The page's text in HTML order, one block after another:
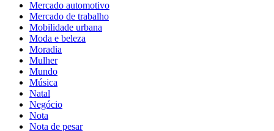
Mercado automotivo
Mercado de trabalho
Mobilidade urbana
Moda e beleza
Moradia
Mulher
Mundo
Música
Natal
Negócio
Nota
Nota de pesar